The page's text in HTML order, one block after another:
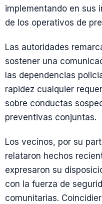
implementando en sus
de los operativos de
Las autoridades
sostener una
las dependencias
rapidez cualquier
sobre conductas
preventivas conjuntas.
Los vecinos, por su
relataron hechos
expresaron su
con la fuerza de
comunitarias.